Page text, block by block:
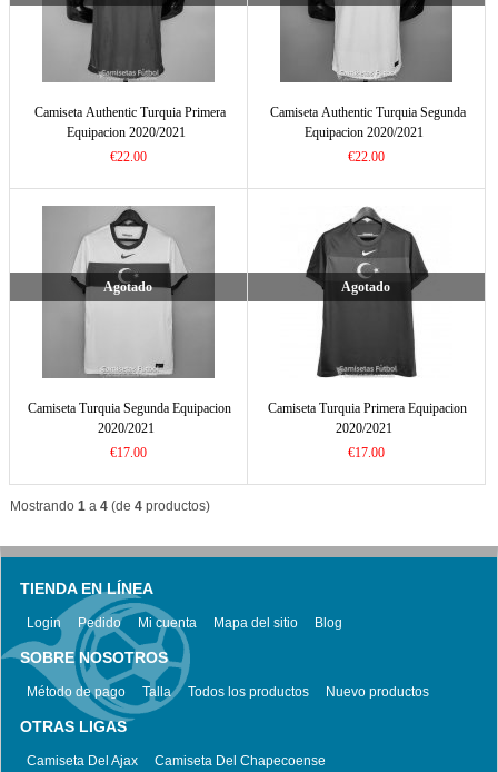
Camiseta Authentic Turquia Primera
Equipacion 2020/2021
€22.00
Camiseta Authentic Turquia Segunda
Equipacion 2020/2021
€22.00
Agotado
Camiseta Turquia Segunda Equipacion
2020/2021
€17.00
Agotado
Camiseta Turquia Primera Equipacion
2020/2021
€17.00
Mostrando 1a 4(de 4productos)
TIENDA EN LÍNEA
Login Pedido Mi cuenta Mapa del sitio Blog
SOBRE NOSOTROS
Método de pago Talla Todos los productos Nuevo productos
OTRAS LIGAS
Camiseta Del Ajax Camiseta Del Chapecoense